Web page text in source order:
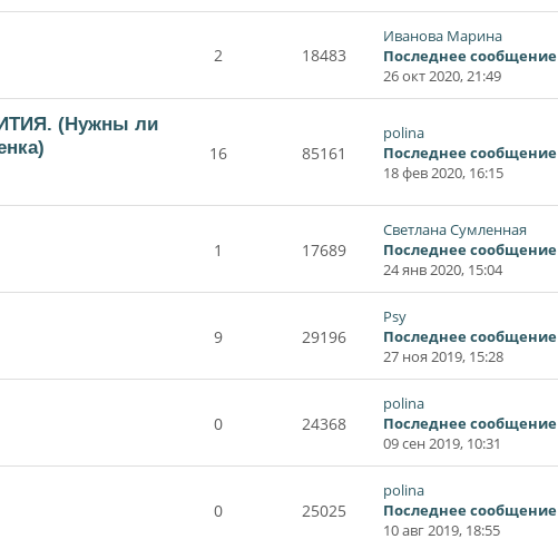
2 18483
Иванова Марина
Последнее сообщение
26 окт 2020, 21:49
(Нужны ли
16 85161
polina
Последнее сообщение
18 фев 2020, 16:15
1 17689
Светлана Сумленная
Последнее сообщение
24 янв 2020, 15:04
9 29196
Psy
Последнее сообщение
27 ноя 2019, 15:28
0 24368
polina
Последнее сообщение
09 сен 2019, 10:31
0 25025
polina
Последнее сообщение
10 авг 2019, 18:55